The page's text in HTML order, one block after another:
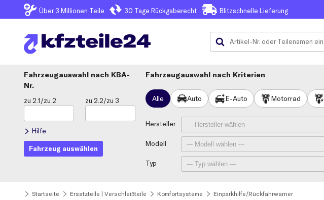
Über 3 Millionen Teile 30 Tage Rückgaberecht Blitzschnelle Lieferung
Fahrzeugauswahl
KBA-
Nr.
zu 2.1/zu 2 zu 2.2/zu 3
Hilfe
Fahrzeug auswählen
Fahrzeugauswahl nach Kriterien
Alle Auto E-Auto Motorrad
Hersteller
Modell
Typ
Startseite Ersatzteile | Verschleißteile Komfortsysteme Einparkhilfe/Rückfahrwarner